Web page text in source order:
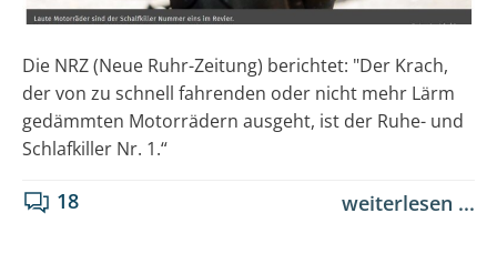
Die NRZ (Neue Ruhr-Zeitung) berichtet: "Der Krach,
der von zu schnell fahrenden oder nicht mehr Lärm
gedämmten Motorrädern ausgeht, ist der Ruhe- und
Schlafkiller Nr. 1.“
18 weiterlesen ...